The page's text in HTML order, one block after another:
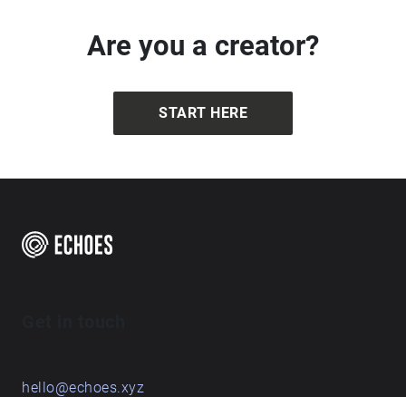
Are you a creator?
START HERE
hello@echoes.xyz